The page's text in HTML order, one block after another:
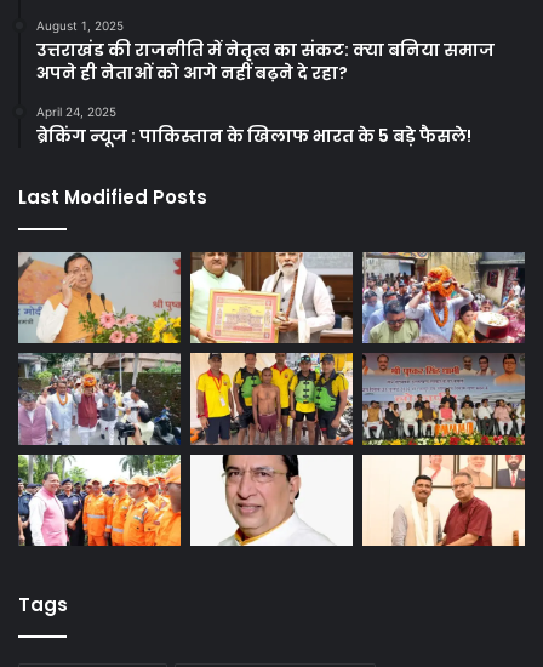
August 1, 2025
उत्तराखंड की राजनीति में नेतृत्व का संकट: क्या बनिया समाज
अपने ही नेताओं को आगे नहीं बढ़ने दे रहा?
April 24, 2025
ब्रेकिंग न्यूज : पाकिस्तान के खिलाफ भारत के 5 बड़े फैसले!
Last Modified Posts
Tags